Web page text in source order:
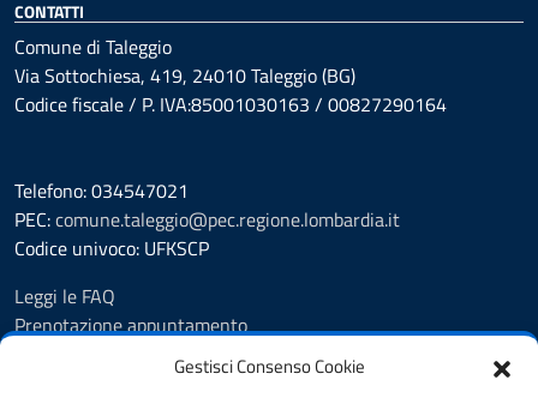
Gestisci Consenso Cookie
CONTATTI
Comune di Taleggio
Via Sottochiesa, 419, 24010 Taleggio (BG)
Codice fiscale / P. IVA:85001030163 / 00827290164
Telefono: 034547021
PEC:comune.taleggio@pec.regione.lombardia.it
Codice univoco: UFKSCP
Leggi le FAQ
Prenotazione appuntamento
Segnalazione disservizio
Richiesta Assistenza